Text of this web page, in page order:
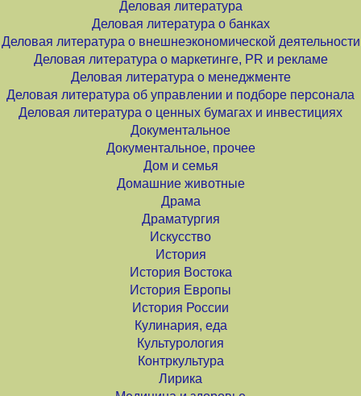
Деловая литература
Деловая литература о банках
Деловая литература о внешнеэкономической деятельности
Деловая литература о маркетинге, PR и рекламе
Деловая литература о менеджменте
Деловая литература об управлении и подборе персонала
Деловая литература о ценных бумагах и инвестициях
Документальное
Документальное, прочее
Дом и семья
Домашние животные
Драма
Драматургия
Искусство
История
История Востока
История Европы
История России
Кулинария, еда
Культурология
Контркультура
Лирика